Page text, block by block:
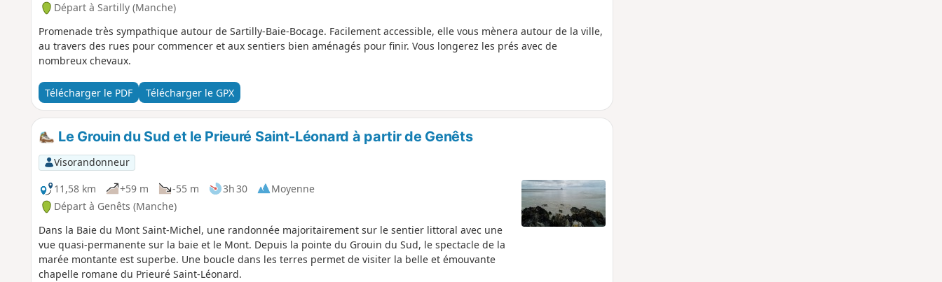
Départ à Sartilly (Manche)
Promenade très sympathique autour de Sartilly-Baie-Bocage. Facilement accessible, elle vous mènera autour de la ville,
au travers des rues pour commencer et aux sentiers bien aménagés pour finir. Vous longerez les prés avec de
nombreux chevaux.
Télécharger le PDF Télécharger le GPX
Le Grouin du Sud et le Prieuré Saint-Léonard à partir de Genêts
Visorandonneur
11,58 km
+59 m -55 m 3h 30
Moyenne
Départ à Genêts (Manche)
Dans la Baie du Mont Saint-Michel, une randonnée majoritairement sur le sentier littoral avec une
vue quasi-permanente sur la baie et le Mont. Depuis la pointe du Grouin du Sud, le spectacle de la
marée montante est superbe. Une boucle dans les terres permet de visiter la belle et émouvante
chapelle romane du Prieuré Saint-Léonard.